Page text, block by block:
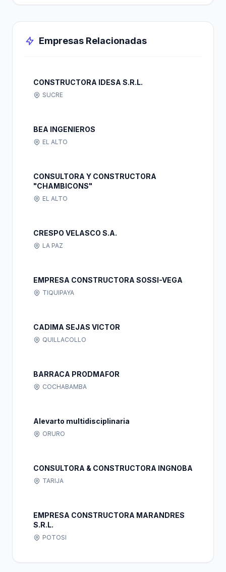
Empresas Relacionadas
CONSTRUCTORA IDESA S.R.L.
SUCRE
BEA INGENIEROS
EL ALTO
CONSULTORA Y CONSTRUCTORA
"CHAMBICONS"
EL ALTO
CRESPO VELASCO S.A.
LA PAZ
EMPRESA CONSTRUCTORA SOSSI-VEGA
TIQUIPAYA
CADIMA SEJAS VICTOR
QUILLACOLLO
BARRACA PRODMAFOR
COCHABAMBA
Alevarto multidisciplinaria
ORURO
CONSULTORA & CONSTRUCTORA INGNOBA
TARIJA
EMPRESA CONSTRUCTORA MARANDRES
S.R.L.
POTOSI